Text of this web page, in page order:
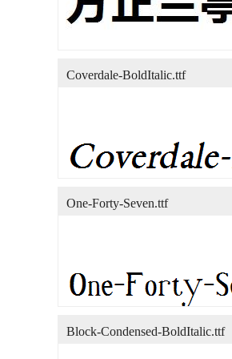
Coverdale-BoldItalic.ttf
One-Forty-Seven.ttf
Block-Condensed-BoldItalic.ttf